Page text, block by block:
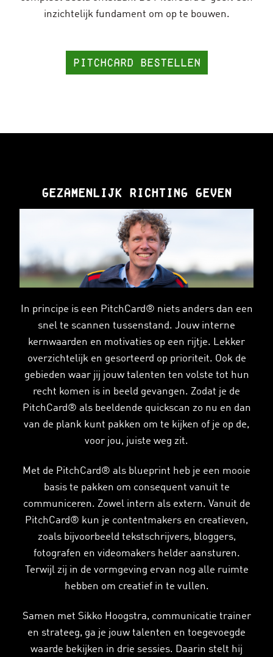
inzichtelijk fundament om op te bouwen.
pitchcard bestellen
Gezamenlijk richting geven
In principe is een PitchCard® niets anders dan een
snel te scannen tussenstand. Jouw interne
kernwaarden en motivaties op een rijtje. Lekker
overzichtelijk en gesorteerd op prioriteit. Ook de
gebieden waar jij jouw talenten ten volste tot hun
recht komen is in beeld gevangen. Zodat je de
PitchCard® als beeldende quickscan zo nu en dan
van de plank kunt pakken om te kijken of je op de,
voor jou, juiste weg zit.
Met de PitchCard® als blueprint heb je een mooie
basis te pakken om consequent vanuit te
communiceren. Zowel intern als extern. Vanuit de
PitchCard® kun je contentmakers en creatieven,
zoals bijvoorbeeld tekstschrijvers, bloggers,
fotografen en videomakers helder aansturen.
Terwijl zij in de vormgeving ervan nog alle ruimte
hebben om creatief in te vullen.
Samen met Sikko Hoogstra, communicatie trainer
en strateeg, ga je jouw talenten en toegevoegde
waarde bekijken in drie sessies. Daarin stelt hij